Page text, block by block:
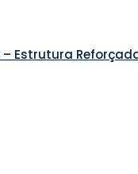
Estrutura